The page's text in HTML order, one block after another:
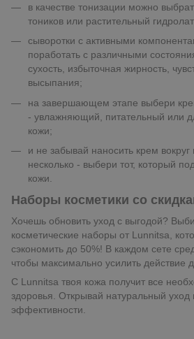
в качестве тонизации можно
тоников или растительный
сыворотки с активными
поработать с различными
сухость, избыточная жирность,
высыпания;
на завершающем этапе выбери
- увлажняющий, питательный или
кожи;
и не забывай наносить крем вокруг
несколько - выбери тот, который
кожи.
Наборы косметики со
Хочешь обновить уход с выгодой?
косметические наборы от Lunnitsa,
сэкономить до 50%! В каждом сете
чтобы максимально усилить действие
С Lunnitsa твоя кожа получит все
здоровья. Открывай натуральный уход
эффективности.